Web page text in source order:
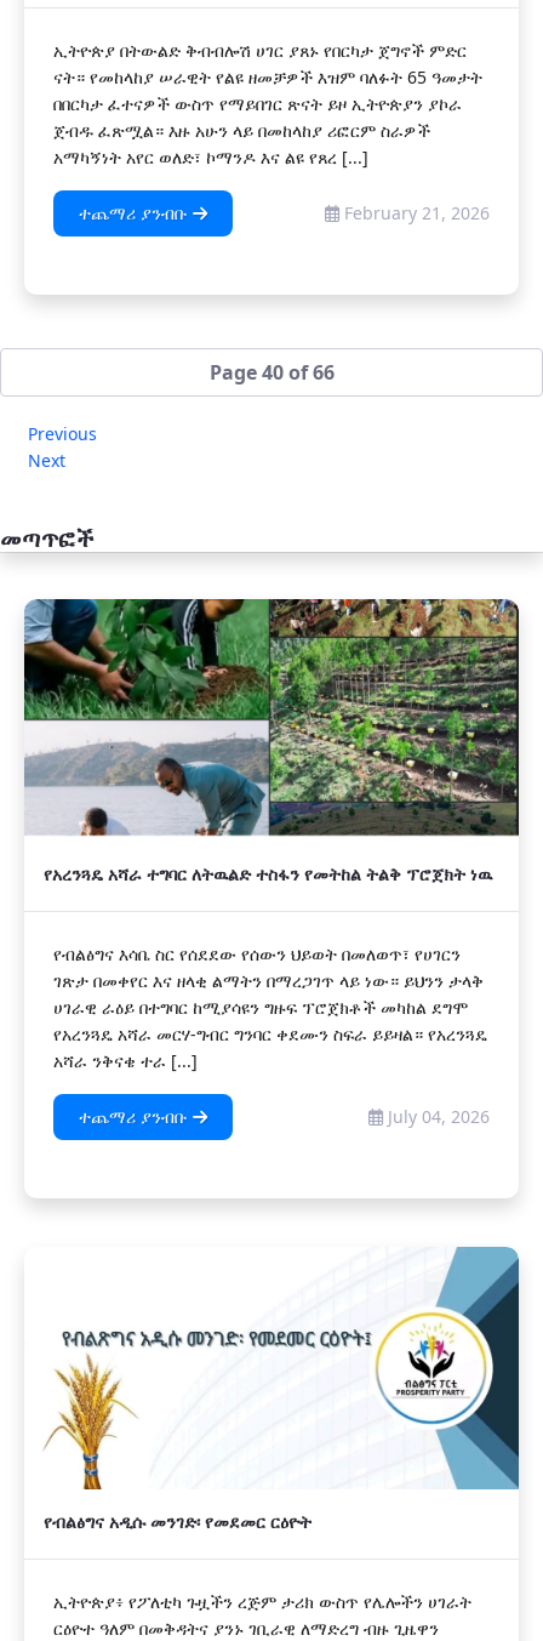
ኢትዮጵያ በትውልድ ቅብብሎሽ ሀገር ያጸኑ የበርካታ ጀግኖች ምድር
ናት። የመከላከያ ሠራዊት የልዩ ዘመቻዎች እዝም ባለፉት 65 ዓመታት
በበርካታ ፈተናዎች ውስጥ የማይበገር ጽናት ይዞ ኢትዮጵያን ያኮራ
ጀብዱ ፈጽሟል። እዙ አሁን ላይ በመከላከያ ሪፎርም ስራዎች
አማካኝነት አየር ወለድ፣ ኮማንዶ እና ልዩ የጸረ [...]
ተጨማሪ ያንብቡ February 21, 2026
Page 40 of 66
Previous
Next
መጣጥፎች
አዲስ
የአረንጓዴ አሻራ ተግባር ለትዉልድ ተስፋን የመትከል ትልቅ ፕሮጀክት ነዉ
የብልፅግና እሳቤ ስር የሰደደው የሰውን ህይወት በመለወጥ፣ የሀገርን
ገጽታ በመቀየር እና ዘላቂ ልማትን በማረጋገጥ ላይ ነው። ይህንን ታላቅ
ሀገራዊ ራዕይ በተግባር ከሚያሳዩን ግዙፍ ፕሮጀክቶች መካከል ደግሞ
የአረንጓዴ አሻራ መርሃ-ግብር ግንባር ቀደሙን ስፍራ ይይዛል። የአረንጓዴ
አሻራ ንቅናቄ ተራ [...]
ተጨማሪ ያንብቡ July 04, 2026
የብልፅግና አዲሱ መንገድ፡ የመደመር ርዕዮት
ኢትዮጵያ፥ የፖለቲካ ጉዟችን ረጅም ታሪክ ውስጥ የሌሎችን ሀገራት
ርዕዮተ ዓለም በመቅዳትና ያንኑ ገቢራዊ ለማድረግ ብዙ ጊዜዋን